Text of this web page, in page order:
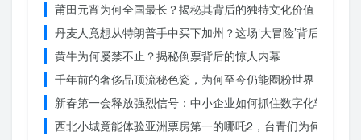
莆田元宵为何全国最长？揭秘其背后的独特文化价值
丹麦人竟想从特朗普手中买下加州？这场‘大冒险’背后藏着什
黄牛为何屡禁不止？揭秘倒票背后的惊人内幕
千年前的奢侈品顶流秘色瓷，为何至今仍能圈粉世界？揭秘
新春第一会释放强烈信号：中小企业如何抓住数字化转型的
西北小城竟能体验亚洲票房第一的哪吒2，台青们为何如此惊